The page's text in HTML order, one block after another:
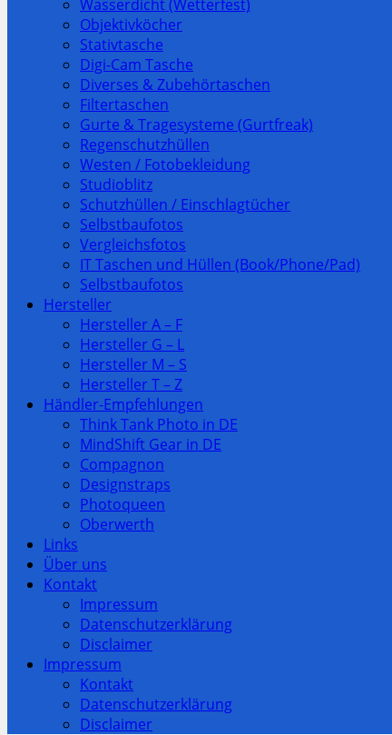
Wasserdicht (Wetterfest)
Objektivköcher
Stativtasche
Digi-Cam Tasche
Diverses & Zubehörtaschen
Filtertaschen
Gurte & Tragesysteme (Gurtfreak)
Regenschutzhüllen
Westen / Fotobekleidung
Studioblitz
Schutzhüllen / Einschlagtücher
Selbstbaufotos
Vergleichsfotos
IT Taschen und Hüllen (Book/Phone/Pad)
Selbstbaufotos
Hersteller
Hersteller A – F
Hersteller G – L
Hersteller M – S
Hersteller T – Z
Händler-Empfehlungen
Think Tank Photo in DE
MindShift Gear in DE
Compagnon
Designstraps
Photoqueen
Oberwerth
Links
Über uns
Kontakt
Impressum
Datenschutzerklärung
Disclaimer
Impressum
Kontakt
Datenschutzerklärung
Disclaimer